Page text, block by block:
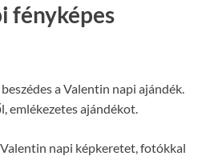
fényképes
a Valentin napi ajándék.
emlékezetes ajándékot.
napi képkeretet, fotókkal